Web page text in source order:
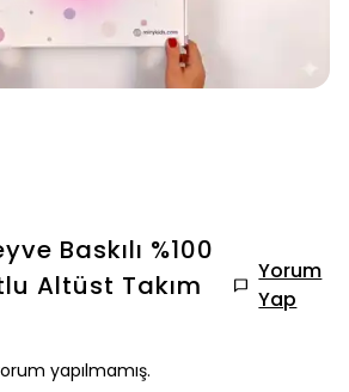
Baskılı %100
Altüst Takım
Yorum
Yap
yapılmamış.